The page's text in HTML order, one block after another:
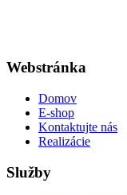
Webstránka
Domov
E-shop
Kontaktujte nás
Realizácie
Služby